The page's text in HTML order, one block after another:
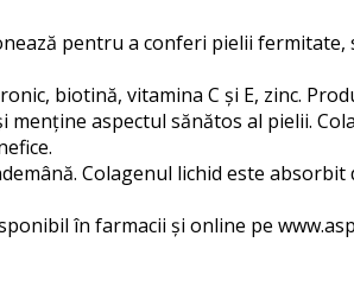
pentru a conferi pielii fermitate,
biotină, vitamina C și E, zinc.
aspectul sănătos al pielii.
Colagenul lichid este
în farmacii și online pe